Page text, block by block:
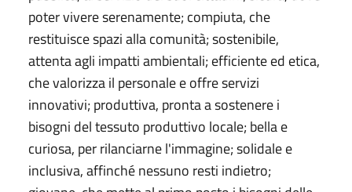
poter vivere serenamente; compiuta, che
restituisce spazi alla comunità; sostenibile,
attenta agli impatti ambientali; efficiente ed etica,
che valorizza il personale e offre servizi
innovativi; produttiva, pronta a sostenere i
bisogni del tessuto produttivo locale; bella e
curiosa, per rilanciarne l'immagine; solidale e
inclusiva, affinché nessuno resti indietro;